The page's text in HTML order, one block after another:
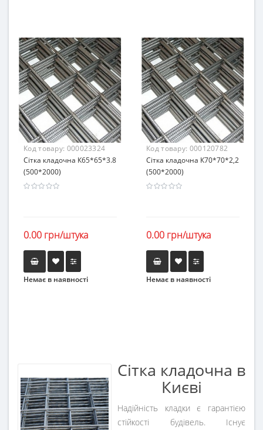
Код товару: 000023324
Сітка кладочна К65*65*3.8
(500*2000)
0.00 грн/штука
Немає в наявності
Код товару: 000120782
Сітка кладочна К70*70*2,2
(500*2000)
0.00 грн/штука
Немає в наявності
Сітка кладочна в
Києві
Надійність кладки є гарантією
стійкості будівель. Існує